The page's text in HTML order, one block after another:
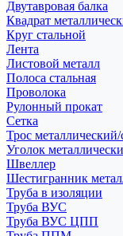
Двутавровая балка
Квадрат
Круг стальной
Лента
Листовой металл
Полоса стальная
Проволока
Рулонный прокат
Сетка
Трос
Уголок
Швеллер
Шестигранник
Труба в изоляции
Труба ВУС
Труба ВУС ЦПП